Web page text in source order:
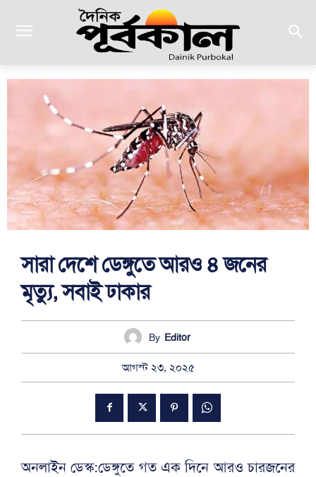
সারা দেশে ডেঙ্গুতে আরও ৪ জনের
মৃত্যু, সবাই ঢাকার
By Editor
আগস্ট ২৩, ২০২৫
অনলাইন ডেস্ক:ডেঙ্গুতে গত এক দিনে আরও চারজনের